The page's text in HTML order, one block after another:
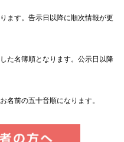
ます。告示日以降に順次情報が更
た名簿順となります。公示日以降
名前の五十音順になります。